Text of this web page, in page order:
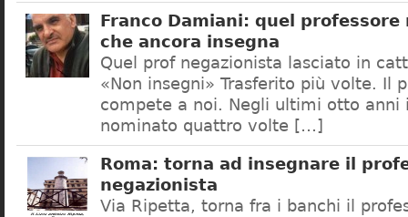
Franco Damiani: quel professore
che ancora insegna
Quel prof negazionista lasciato in
«Non insegni» Trasferito più volte. Il
compete a noi. Negli ultimi otto anni
nominato quattro volte […]
Roma: torna ad insegnare il
negazionista
Via Ripetta, torna fra i banchi il